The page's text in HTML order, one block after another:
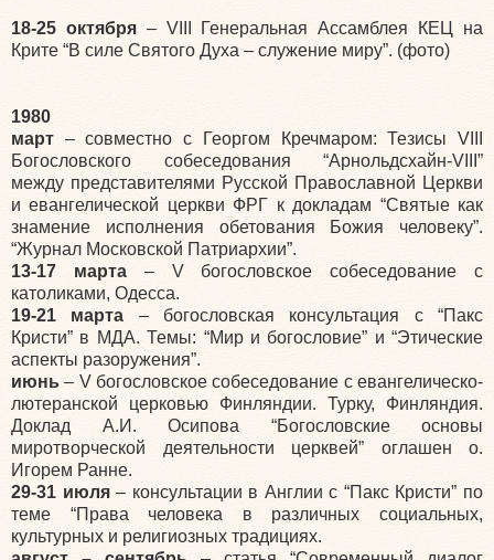
18-25 октября– VIII Генеральная Ассамблея КЕЦ на
Крите “В силе Святого Духа – служение миру”. (фото)
1980
март – совместно с Георгом Кречмаром: Тезисы VIII
Богословского собеседования “Арнольдсхайн-VIII”
между представителями Русской Православной Церкви
и евангелической церкви ФРГ к докладам “Святые как
знамение исполнения обетования Божия человеку”.
“Журнал Московской Патриархии”.
13-17 марта– V богословское собеседование с
католиками, Одесса.
19-21 марта – богословская консультация с “Пакс
Кристи” в МДА. Темы: “Мир и богословие” и “Этические
аспекты разоружения”.
июнь – V богословское собеседование с евангелическо-
лютеранской церковью Финляндии. Турку, Финляндия.
Доклад А.И. Осипова “Богословские основы
миротворческой деятельности церквей” оглашен о.
Игорем Ранне.
29-31 июля– консультации в Англии с “Пакс Кристи” по
теме “Права человека в различных социальных,
культурных и религиозных традициях.